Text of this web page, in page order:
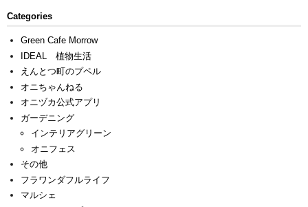
Categories
Green Cafe Morrow
IDEAL 植物生活
えんとつ町のプペル
オニちゃんねる
オニヅカ公式アプリ
ガーデニング
インテリアグリーン
オニフェス
その他
フラワンダフルライフ
マルシェ